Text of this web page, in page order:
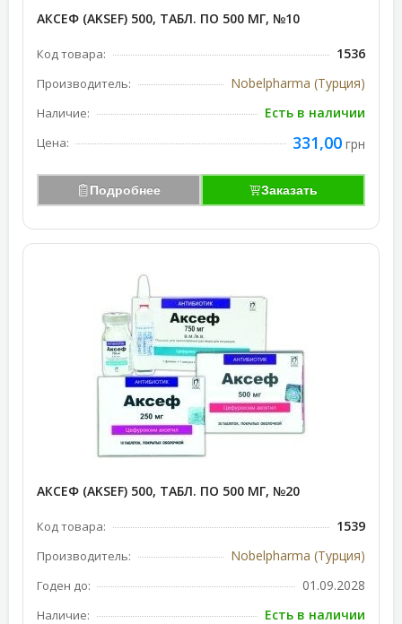
АКСЕФ (AKSEF) 500, ТАБЛ. ПО 500 МГ, №10
Код товара: 1536
Производитель: Nobelpharma (Турция)
Наличие: Есть в наличии
Цена: 331,00 грн
Подробнее Заказать
АКСЕФ (AKSEF) 500, ТАБЛ. ПО 500 МГ, №20
Код товара: 1539
Производитель: Nobelpharma (Турция)
Годен до: 01.09.2028
Наличие: Есть в наличии